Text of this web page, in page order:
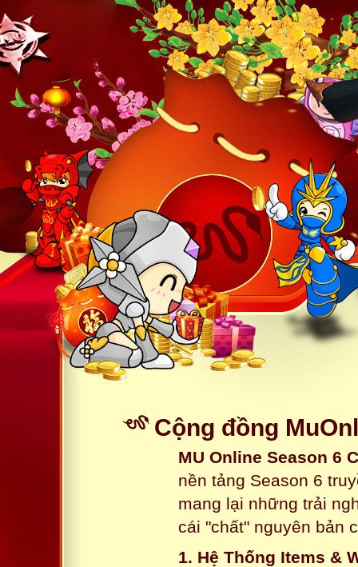
Cộng đồng
MU Online Season 6
nền tảng Season 6
mang lại những trải
cái "chất" nguyên bản
1. Hệ Thống Items &